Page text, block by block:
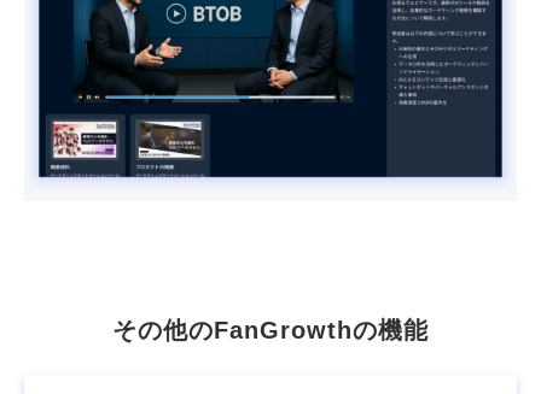
その他のFanGrowthの機能